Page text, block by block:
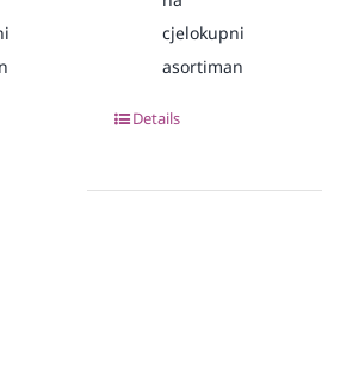
cjelokupni
asortiman
Details